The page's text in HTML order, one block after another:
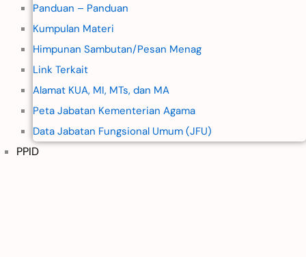
Panduan – Panduan
Kumpulan Materi
Himpunan Sambutan/Pesan Menag
Link Terkait
Alamat KUA, MI, MTs, dan MA
Peta Jabatan Kementerian Agama
Data Jabatan Fungsional Umum (JFU)
PPID